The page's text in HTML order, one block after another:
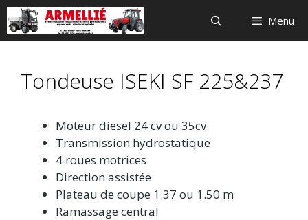
Aller
au
contenu
Menu
Tondeuse ISEKI SF 225&237
Moteur diesel 24 cv ou 35cv
Transmission hydrostatique
4 roues motrices
Direction assistée
Plateau de coupe 1.37 ou 1.50 m
Ramassage central